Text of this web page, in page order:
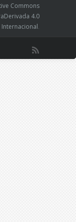
de
que
Commons
4.0
Internacional